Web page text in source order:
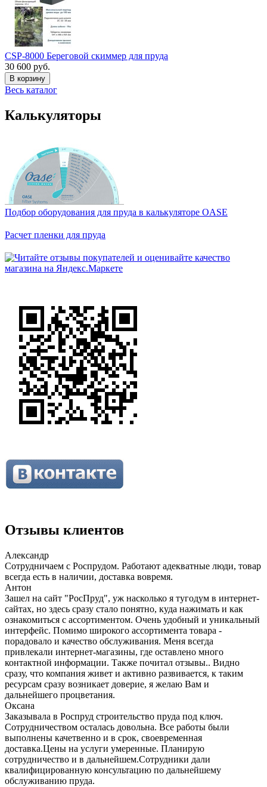
CSP-8000 Береговой скиммер для пруда
30 600 руб.
В корзину
Весь каталог
Калькуляторы
Подбор оборудования для пруда в калькуляторе OASE
Расчет пленки для пруда
Отзывы клиентов
Александр
Сотрудничаем с Роспрудом. Работают адекватные люди, товар
всегда есть в наличии, доставка вовремя.
Антон
Зашел на сайт "РосПруд", уж насколько я тугодум в интернет-
сайтах, но здесь сразу стало понятно, куда нажимать и как
ознакомиться с ассортиментом. Очень удобный и уникальный
интерфейс. Помимо широкого ассортимента товара -
порадовало и качество обслуживания. Меня всегда
привлекали интернет-магазины, где оставлено много
контактной информации. Также почитал отзывы.. Видно
сразу, что компания живет и активно развивается, к таким
ресурсам сразу возникает доверие, я желаю Вам и
дальнейшего процветания.
Оксана
Заказывала в Роспруд строительство пруда под ключ.
Сотрудничеством осталась довольна. Все работы были
выполнены качетвенно и в срок, своевременная
доставка.Цены на услуги умеренные. Планирую
сотрудничество и в дальнейшем.Сотрудники дали
квалифицированную консультацию по дальнейшему
обслуживанию пруда.